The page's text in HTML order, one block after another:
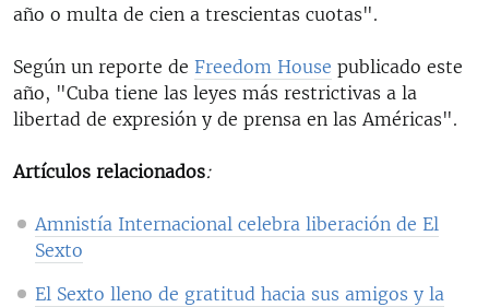
año o multa de cien a trescientas cuotas".
Según un reporte de Freedom House publicado este
año, "Cuba tiene las leyes más restrictivas a la
libertad de expresión y de prensa en las Américas".
Artículos relacionados:
Amnistía Internacional celebra liberación de El
Sexto
El Sexto lleno de gratitud hacia sus amigos y la